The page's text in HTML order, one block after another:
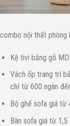
combo nội thất phòng
Kệ tivi bằng gỗ
Vách ốp trang trí
chỉ từ 600 ngàn
Bộ ghế sofa giá từ
Bàn sofa giá từ 1,5